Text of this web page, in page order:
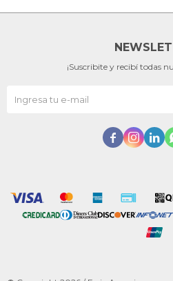
¡Suscribite y recibí todas
  